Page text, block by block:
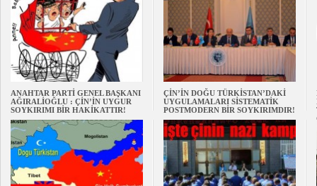
ANAHTAR PARTİ GENEL BAŞKANI
AĞIRALİOĞLU : ÇİN’İN UYGUR
SOYKIRIMI BİR HAKİKATTIR!
ÇİN’İN DOĞU TÜRKİSTAN’DAKİ
UYGULAMALARI SİSTEMATİK
POSTMODERN BİR SOYKIRIMDIR!